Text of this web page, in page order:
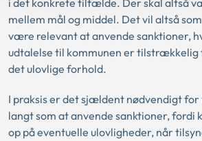
i det konkrete tilfælde. Der skal altså
mellem mål og middel. Det vil altså
være relevant at anvende sanktioner,
udtalelse til kommunen er tilstrækkelig
det ulovlige forhold.
I praksis er det sjældent nødvendigt for
langt som at anvende sanktioner, fordi
op på eventuelle ulovligheder, når